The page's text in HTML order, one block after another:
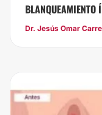
BLANQUEAMIENTO